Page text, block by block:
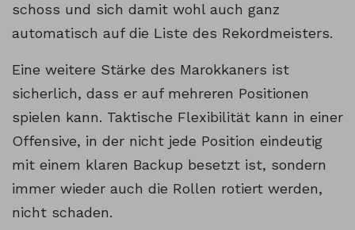
schoss und sich damit wohl auch ganz
automatisch auf die Liste des Rekordmeisters.
Eine weitere Stärke des Marokkaners ist
sicherlich, dass er auf mehreren Positionen
spielen kann. Taktische Flexibilität kann in einer
Offensive, in der nicht jede Position eindeutig
mit einem klaren Backup besetzt ist, sondern
immer wieder auch die Rollen rotiert werden,
nicht schaden.